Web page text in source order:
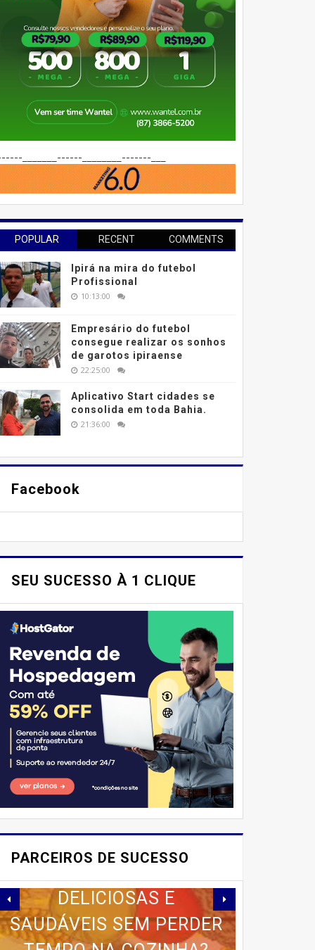
_______------________-------___
POPULAR RECENT COMMENTS
Ipirá na mira do futebol
Profissional
10:13:00
Empresário do futebol
consegue realizar os sonhos
de garotos ipiraense
22:25:00
Aplicativo Start cidades se
consolida em toda Bahia.
21:36:00
Facebook
SEU SUCESSO À 1 CLIQUE
PARCEIROS DE SUCESSO
E AÍ, PESSOAL! VOCÊ JÁ
DELICIOSAS E
SAUDÁVEIS ​​SEM PERDER